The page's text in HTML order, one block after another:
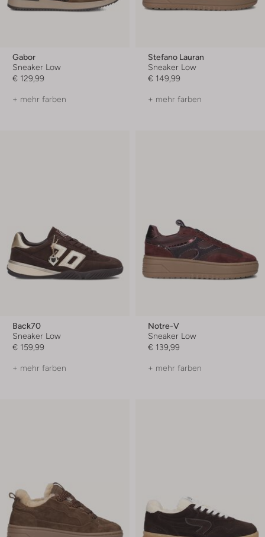
Gabor
Sneaker Low
€ 129,99
+ mehr farben
Stefano Lauran
Sneaker Low
€ 149,99
+ mehr farben
Back70
Sneaker Low
€ 159,99
+ mehr farben
Notre-V
Sneaker Low
€ 139,99
+ mehr farben